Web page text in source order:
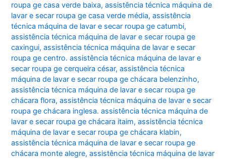
roupa ge casa verde baixa,assistência técnica máquina de
lavar e secar roupa ge casa verde média,assistência
técnica máquina de lavar e secar roupa ge catumbi,
assistência técnica máquina de lavar e secar roupa ge
caxingui,assistência técnica máquina de lavar e secar
roupa ge centro. assistência técnica máquina de lavar e
secar roupa ge cerqueira césar,assistência técnica
máquina de lavar e secar roupa ge chácara belenzinho,
assistência técnica máquina de lavar e secar roupa ge
chácara flora,assistência técnica máquina de lavar e secar
roupa ge chácara inglesa. assistência técnica máquina de
lavar e secar roupa ge chácara itaim,assistência técnica
máquina de lavar e secar roupa ge chácara klabin,
assistência técnica máquina de lavar e secar roupa ge
chácara monte alegre,assistência técnica máquina de lavar